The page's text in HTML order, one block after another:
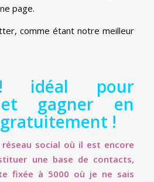
page.
comme étant notre meilleur
idéal pour
gagner en
!
social où il est encore
une base de contacts,
fixée à 5000 où je ne sais